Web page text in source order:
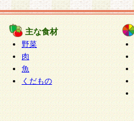
主な食材
野菜
肉
魚
くだもの